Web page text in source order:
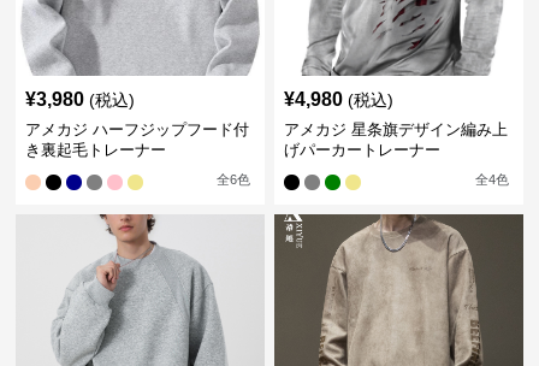
¥3,980 (税込)
アメカジ ハーフジップフード付
き裏起毛トレーナー
全6色
¥4,980 (税込)
アメカジ 星条旗デザイン編み上
げパーカートレーナー
全4色